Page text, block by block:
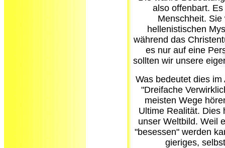
also offenbart.
Menschheit.
hellenistischen
während das
es nur auf eine
sollten wir unsere
Was bedeutet dies
"Dreifache
meisten Wege
Ultime Realität. Dies
unser Weltbild. Weil
"besessen" werden
gieriges,